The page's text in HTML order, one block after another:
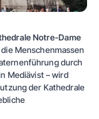
Notre-Dame
Menschenmassen
durch
Mediävist – wird
der Kathedrale